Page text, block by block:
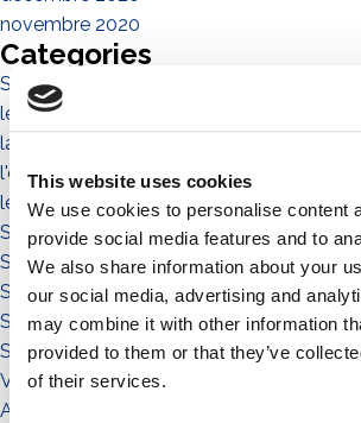
This website uses cookies
We use cookies to personalise content
provide social media features and to
We also share information about your
our social media, advertising and
may combine it with other information
provided to them or that they’ve
of their services.
novembre 2020
Categories
Sistema No-Flex
les personnes
la communauté
l'environnement
le territoire
Sistema a Vela 11°
Sistema Est-Ovest
Sistema a Vela
Sistema Connect
Sistema Standard
Video illustrativi
Accessori